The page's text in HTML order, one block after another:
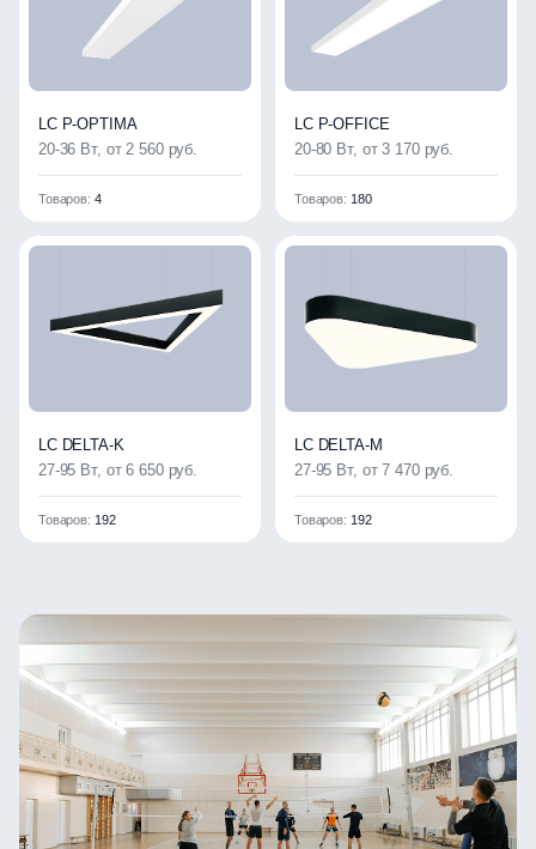
LC P-OPTIMA
20-36 Вт, от 2 560 руб.
Товаров: 4
LC P-OFFICE
20-80 Вт, от 3 170 руб.
Товаров: 180
LC DELTA-K
27-95 Вт, от 6 650 руб.
Товаров: 192
LC DELTA-M
27-95 Вт, от 7 470 руб.
Товаров: 192